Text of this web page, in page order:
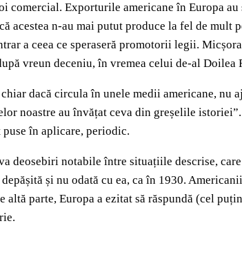
Exporturile americane în Europa
acestea n-au mai putut produce la fel de mult
a ceea ce speraseră promotorii legii.
vreun deceniu, în vremea celui de-al Doilea
dacă circula în unele medii americane, nu
noastre au învățat ceva din greșelile
în aplicare, periodic.
deosebiri notabile între situațiile descrise,
și nu odată cu ea, ca în 1930.
parte, Europa a ezitat să răspundă (cel